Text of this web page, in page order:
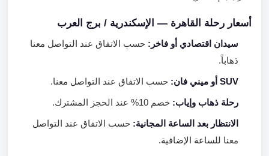
أسعار رحلة القاهرة — الإسكندرية / برج العرب
سيدان اقتصادي أو فاخر:حسب الاتفاق عند التواصل معنا
ذهاباً.
SUV أو ميني فان: حسب الاتفاق عند التواصل معنا.
رحلة ذهاب وإياب:خصم 10% عند الحجز المشترك.
الانتظار بعد الساعة المجانية:حسب الاتفاق عند التواصل
معنا للساعة الإضافية.